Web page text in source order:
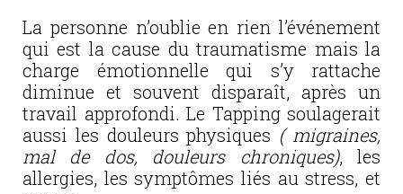
La personne n’oublie en rien l’événement
qui est la cause du traumatisme mais la
charge émotionnelle qui s’y rattache
diminue et souvent disparaît, après un
travail approfondi. Le Tapping soulagerait
aussi les douleurs physiques ( migraines,
mal de dos, douleurs chroniques), les
allergies, les symptômes liés au stress, et